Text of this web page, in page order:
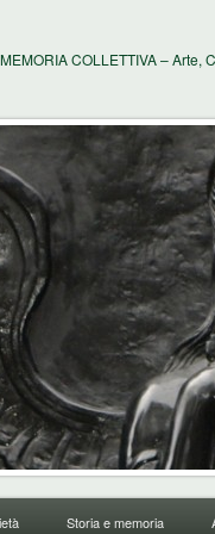
COLLETTIVA – Arte,
Storia e memoria